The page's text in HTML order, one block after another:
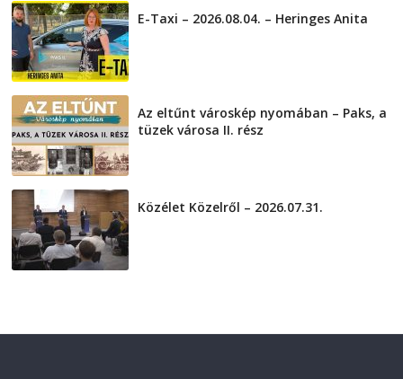
E-Taxi – 2026.08.04. – Heringes Anita
Az eltűnt városkép nyomában – Paks, a
tüzek városa II. rész
Közélet Közelről – 2026.07.31.